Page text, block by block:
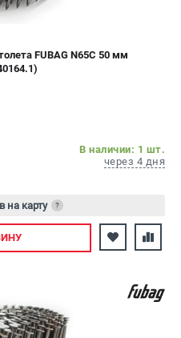
FUBAG N65C 50 мм
В наличии: 1 шт.
через 4 дня
на карту ?